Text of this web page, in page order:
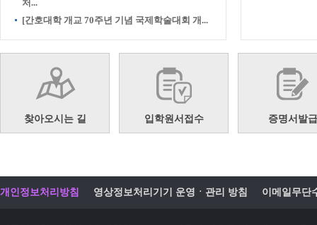
처...
[간호대학 개교 70주년 기념 국제학술대회 개...
찾아오시는 길 입학원서접수 증명서발급
개인정보처리방침 영상정보처리기기 운영ㆍ관리 방침 이메일무단